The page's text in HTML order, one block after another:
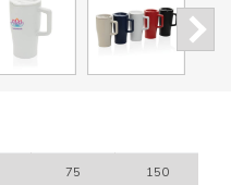
75 150